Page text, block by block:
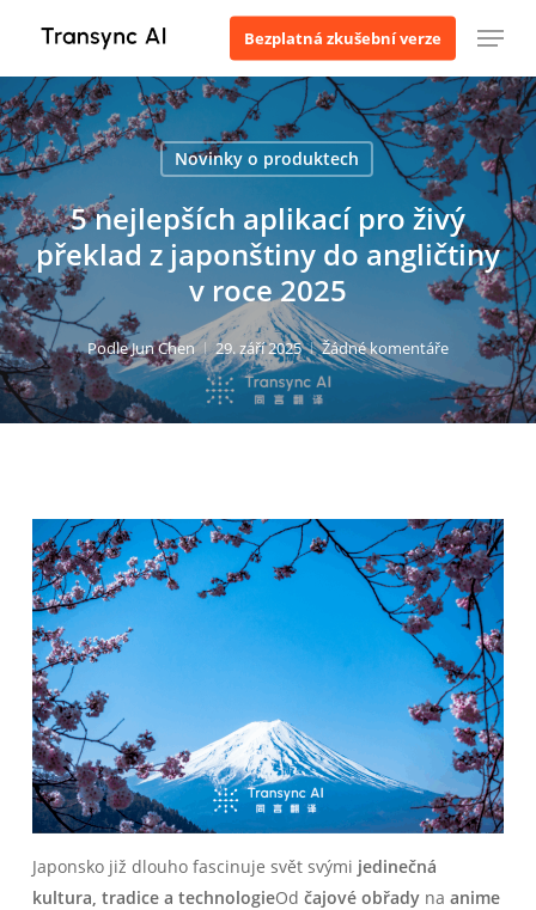
hlavnímu
obsahu
Bezplatná zkušební verze Menu
Novinky o produktech
5 nejlepších aplikací pro živý
překlad z japonštiny do angličtiny
v roce 2025
PodleJun Chen 29. září 2025 Žádné komentáře
Japonsko již dlouho fascinuje svět svými jedinečná
kultura, tradice a technologieOd čajové obřadyna anime